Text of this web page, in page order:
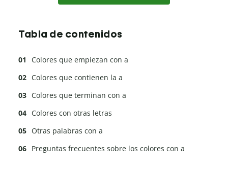
Tabla de contenidos
Colores que empiezan con a
Colores que contienen la a
Colores que terminan con a
Colores con otras letras
Otras palabras con a
Preguntas frecuentes sobre los colores con a